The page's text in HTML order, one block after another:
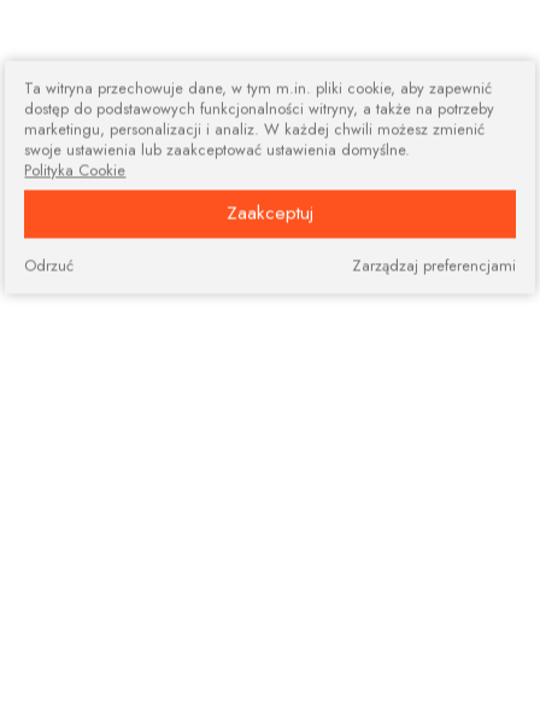
Ta witryna przechowuje dane, w tym m.in. pliki cookie, aby zapewnić
dostęp do podstawowych funkcjonalności witryny, a także na potrzeby
marketingu, personalizacji i analiz. W każdej chwili możesz zmienić
swoje ustawienia lub zaakceptować ustawienia domyślne.
Polityka Cookie
Zaakceptuj
Zarządzaj preferencjami
Odrzuć